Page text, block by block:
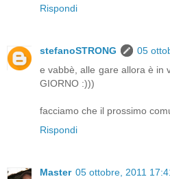
Rispondi
stefanoSTRONG
05
e vabbè, alle gare allora è in
GIORNO :)))
facciamo che il prossimo
Rispondi
Master 05 ottobre, 2011